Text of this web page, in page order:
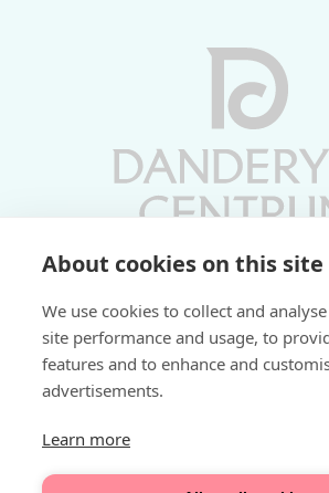
About cookies on this site
We use cookies to collect and
site performance and usage, to
features and to enhance and
advertisements.
Learn more
Söndagar 11-17 | Livs
Fri parkering i P-
Välkommen